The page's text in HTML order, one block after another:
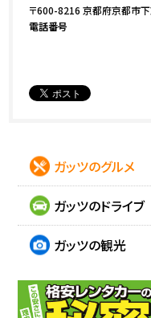
〒600-8216 京都府京都市
電話番号
ガッツのグルメ
ガッツのドライブ
ガッツの観光